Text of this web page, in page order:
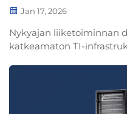
Jan 17, 2026
Nykyajan liiketoiminnan
katkeamaton TI-
palvelinjärjestelmiinsä
käynnistämiseen,